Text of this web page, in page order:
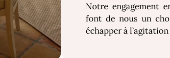
Notre engagement
font de nous un
échapper à